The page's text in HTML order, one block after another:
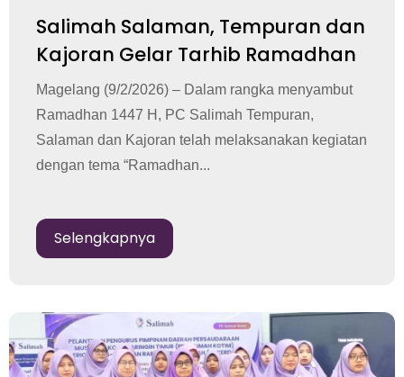
Salimah Salaman, Tempuran dan
Kajoran Gelar Tarhib Ramadhan
Magelang (9/2/2026) – Dalam rangka menyambut
Ramadhan 1447 H, PC Salimah Tempuran,
Salaman dan Kajoran telah melaksanakan kegiatan
dengan tema “Ramadhan...
Selengkapnya